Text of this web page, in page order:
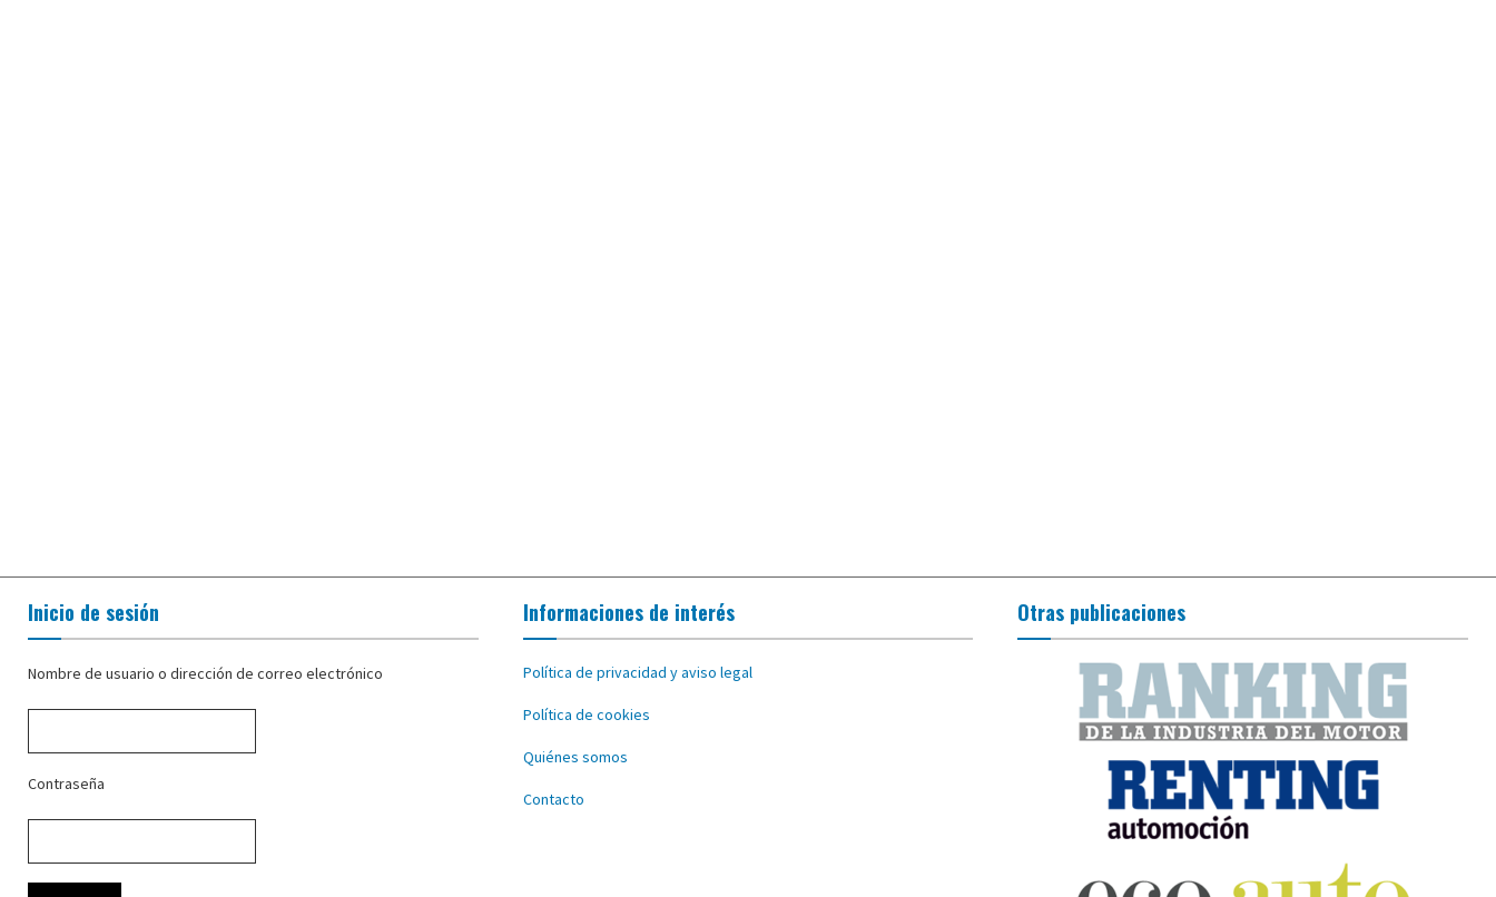
Inicio de sesión
Nombre de usuario o dirección de correo electrónico
Contraseña
Informaciones de interés
Política de privacidad y aviso legal
Política de cookies
Quiénes somos
Contacto
Otras publicaciones